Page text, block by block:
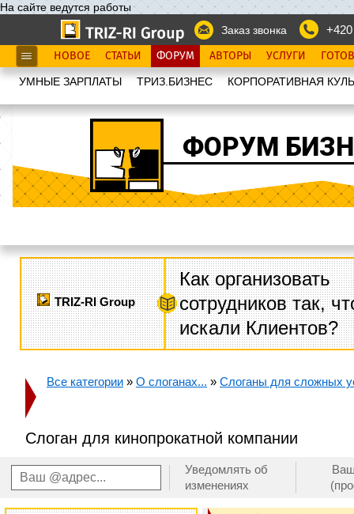
На сайте ведутся работы
Заказ звонка
НОВОЕ СТАТЬИ ФОРУМ АВТОРЫ УСЛУГИ
УМНЫЕ ЗАРПЛАТЫ ТРИЗ.БИЗНЕС КОРПОРАТИВНАЯ
ФОРУМ
TRIZ-RI Group
Как организовать
сотрудников так,
искали Клиентов?
Все категории » О слоганах... » Слоганы для сложных
Слоган для кинопрокатной компании
Уведомлять об
изменениях